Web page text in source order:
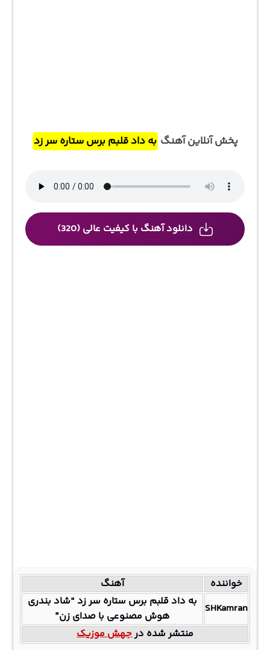
پخش آنلاین آهنگ به داد قلبم برس ستاره سر زد
دانلود آهنگ با کیفیت عالی (320)
خواننده
آهنگ
SHKamran به داد قلبم برس ستاره سر زد “شاد بندری
هوش مصنوعی با صدای زن”
منتشر شده درجهش موزیک